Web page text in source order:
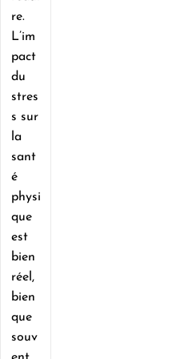
re.
L’im
pact
du
stres
s sur
la
sant
é
physi
que
est
bien
réel,
bien
que
souv